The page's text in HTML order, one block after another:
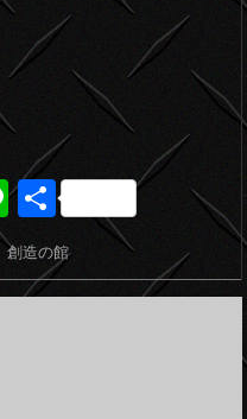
Li
n
e
共
有
創造の館